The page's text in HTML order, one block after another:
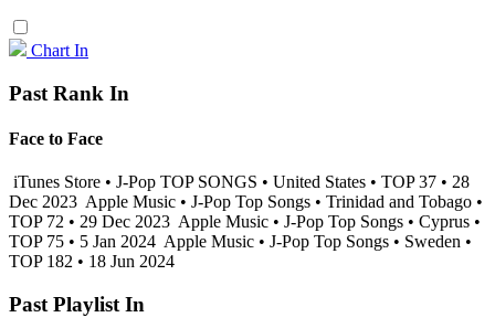
Chart In
Past Rank In
Face to Face
iTunes Store • J-Pop TOP SONGS • United States • TOP 37 • 28
Dec 2023 Apple Music • J-Pop Top Songs • Trinidad and Tobago •
TOP 72 • 29 Dec 2023 Apple Music • J-Pop Top Songs • Cyprus •
TOP 75 • 5 Jan 2024 Apple Music • J-Pop Top Songs • Sweden •
TOP 182 • 18 Jun 2024
Past Playlist In